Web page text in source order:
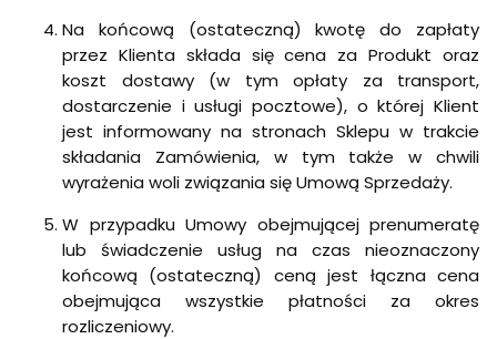
Na końcową (ostateczną) kwotę do zapłaty
przez Klienta składa się cena za Produkt oraz
koszt dostawy (w tym opłaty za transport,
dostarczenie i usługi pocztowe), o której Klient
jest informowany na stronach Sklepu w trakcie
składania Zamówienia, w tym także w chwili
wyrażenia woli związania się Umową Sprzedaży.
W przypadku Umowy obejmującej prenumeratę
lub świadczenie usług na czas nieoznaczony
końcową (ostateczną) ceną jest łączna cena
obejmująca wszystkie płatności za okres
rozliczeniowy.